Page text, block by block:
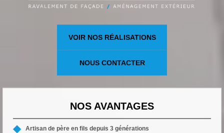
VOIR NOS RÉALISATIONS
NOUS CONTACTER
NOS AVANTAGES
Artisan de père en fils depuis 3 générations